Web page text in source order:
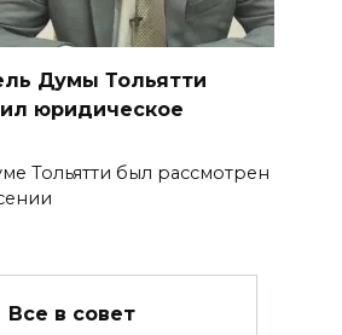
Думы Тольятти
юридическое
Тольятти был рассмотрен
Все в совет